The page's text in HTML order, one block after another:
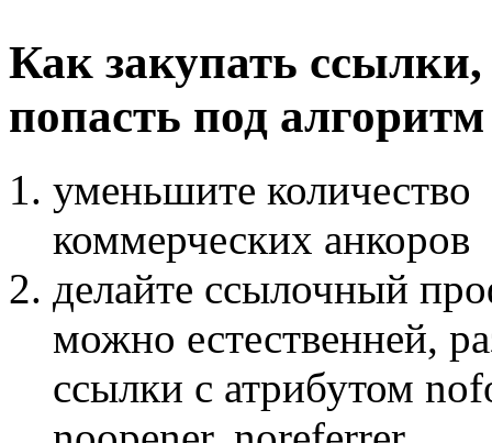
Как закупать ссылки,
попасть под алгоритм
уменьшите количество
коммерческих анкоров
делайте ссылочный
можно естественней,
ссылки с атрибутом